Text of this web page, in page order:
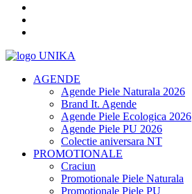
AGENDE
Agende Piele Naturala 2026
Brand It. Agende
Agende Piele Ecologica 2026
Agende Piele PU 2026
Colectie aniversara NT
PROMOTIONALE
Craciun
Promotionale Piele Naturala
Promotionale Piele PU